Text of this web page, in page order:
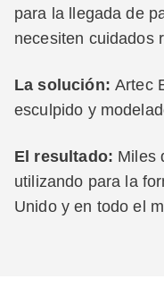
para la llegada de
necesiten cuidados
La solución: Artec
esculpido y
El resultado: Miles
utilizando para la
Unido y en todo el